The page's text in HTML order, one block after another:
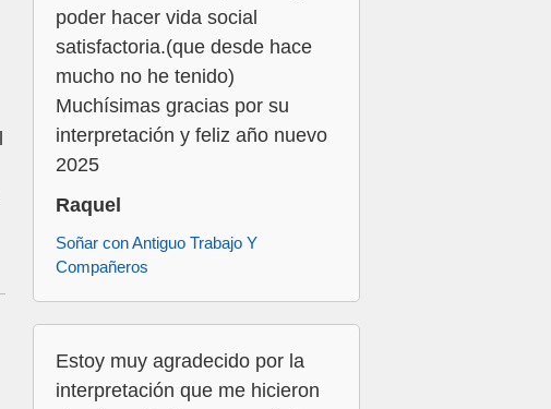
poder hacer vida social
satisfactoria.(que desde hace
mucho no he tenido)
Muchísimas gracias por su
interpretación y feliz año nuevo
2025
Raquel
Soñar con Antiguo Trabajo Y
Compañeros
Estoy muy agradecido por la
interpretación que me hicieron